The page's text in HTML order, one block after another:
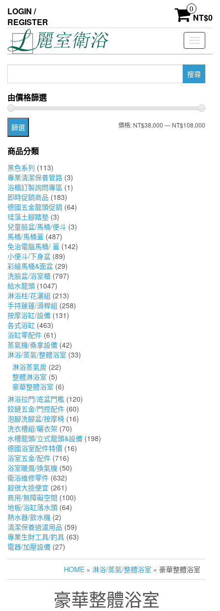
the
content
LOGIN /
REGISTER
0
NT$0
Toggle
鍵
字:
由價格篩選
最最
篩選 價格: NT$38,000—NT$108,000
商品分類
黑色系列 (113)
專業清潔保養管路 (3)
浴櫃訂製詢問專區 (1)
即時促銷商品 (183)
德國五金龍頭促銷 (64)
珪藻土腳踏墊 (3)
兒童臉盆/馬桶/便斗 (3)
馬桶/馬桶蓋 (487)
免治電腦馬桶/ 蓋 (142)
小便斗/下身盆 (89)
彩繪馬桶&面盆 (29)
洗臉盆/浴室櫃 (797)
給水龍頭 (1047)
淋浴柱/花灑組 (213)
手持蓮蓬/滑桿組 (258)
按摩浴缸/設備 (131)
各式浴缸 (463)
浴缸零配件 (61)
蒸氣機/桑拿設備 (42)
淋浴/蒸氣/整體浴室 (33)
淋浴蒸氣房 (22)
整體淋浴室 (5)
豪華整體浴室 (6)
淋浴拉門/底盆門檻 (120)
鉸鏈五金/門控配件 (60)
泡腳洗腳盆/按摩椅 (16)
洗衣槽組/曬衣架 (70)
水槽龍頭/立式龍頭&設備 (198)
德國浴室配件特價 (16)
浴室五金/配件 (716)
浴室暖風/換氣機 (50)
衛浴維修零件 (632)
殺很大撿便宜 (261)
商用/無障礙空間 (100)
地板/浴缸落水頭 (64)
熱水器/飲水機 (2)
清潔保養過濾用品 (59)
專業生財工具/釣具 (63)
電器/加壓設備 (27)
HOME » 淋浴/蒸氣/整體浴室 » 豪華整體浴室
豪華整體浴室